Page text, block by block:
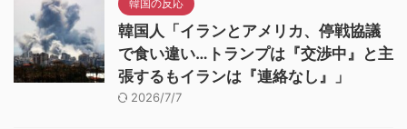
韓国の反応
韓国人「イランとアメリカ、停戦協議
で食い違い…トランプは『交渉中』と主
張するもイランは『連絡なし』」
2026/7/7